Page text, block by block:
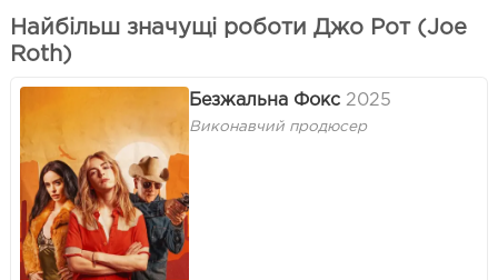
Найбільш значущі роботи Джо Рот (Joe
Roth)
Безжальна Фокс 2025
Виконавчий продюсер